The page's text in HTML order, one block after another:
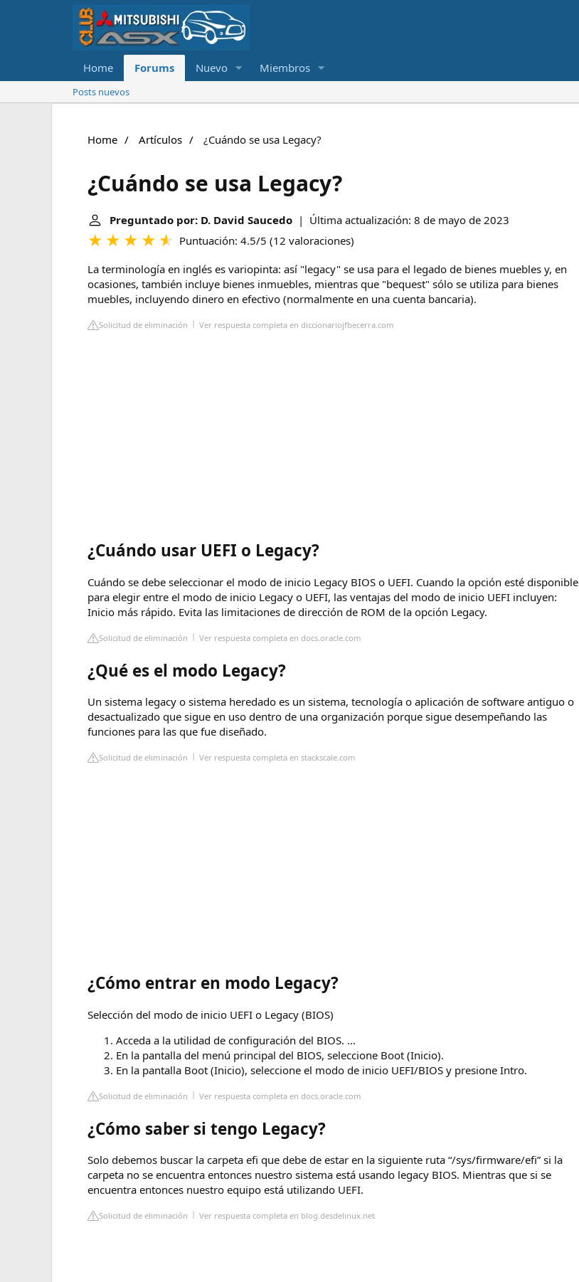
Home Forums Nuevo Miembros
Posts nuevos
Home Artículos ¿Cuándo se usa Legacy?
¿Cuándo se usa Legacy?
Preguntado por: D. David Saucedo | Última actualización: 8 de mayo de 2023
Puntuación: 4.5/5 (12 valoraciones)
La terminología en inglés es variopinta: así "legacy" se usa para el legado de bienes muebles y, en
ocasiones, también incluye bienes inmuebles, mientras que "bequest" sólo se utiliza para bienes
muebles, incluyendo dinero en efectivo (normalmente en una cuenta bancaria).
Solicitud de eliminación Ver respuesta completa en diccionariojfbecerra.com
¿Cuándo usar UEFI o Legacy?
Cuándo se debe seleccionar el modo de inicio Legacy BIOS o UEFI. Cuando la opción esté disponible
para elegir entre el modo de inicio Legacy o UEFI, las ventajas del modo de inicio UEFI incluyen:
Inicio más rápido. Evita las limitaciones de dirección de ROM de la opción Legacy.
Solicitud de eliminación Ver respuesta completa en docs.oracle.com
¿Qué es el modo Legacy?
Un sistema legacy o sistema heredado es un sistema, tecnología o aplicación de software antiguo o
desactualizado que sigue en uso dentro de una organización porque sigue desempeñando las
funciones para las que fue diseñado.
Solicitud de eliminación Ver respuesta completa en stackscale.com
¿Cómo entrar en modo Legacy?
Selección del modo de inicio UEFI o Legacy (BIOS)
Acceda a la utilidad de configuración del BIOS. ...
En la pantalla del menú principal del BIOS, seleccione Boot (Inicio).
En la pantalla Boot (Inicio), seleccione el modo de inicio UEFI/BIOS y presione Intro.
Solicitud de eliminación Ver respuesta completa en docs.oracle.com
¿Cómo saber si tengo Legacy?
Solo debemos buscar la carpeta efi que debe de estar en la siguiente ruta “/sys/firmware/efi” si la
carpeta no se encuentra entonces nuestro sistema está usando legacy BIOS. Mientras que si se
encuentra entonces nuestro equipo está utilizando UEFI.
Solicitud de eliminación Ver respuesta completa en blog.desdelinux.net